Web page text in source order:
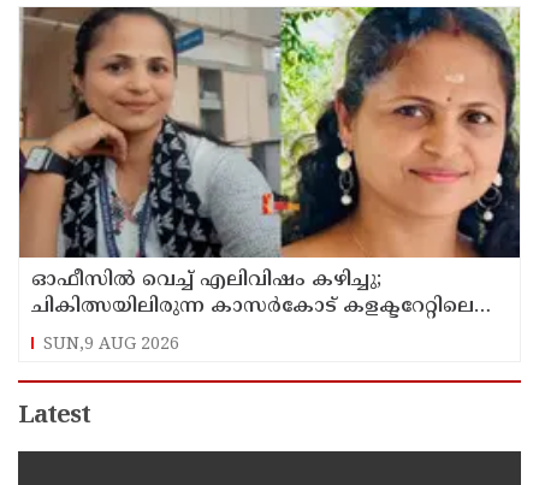
ഓഫീസില്‍ വെച്ച് എലിവിഷം കഴിച്ചു;
ചികിത്സയിലിരുന്ന കാസര്‍കോട് കളക്ടറേറ്റിലെ
സീനിയര്‍ ക്ലര്‍ക്ക് മരിച്ചു
SUN,9 AUG 2026
Latest